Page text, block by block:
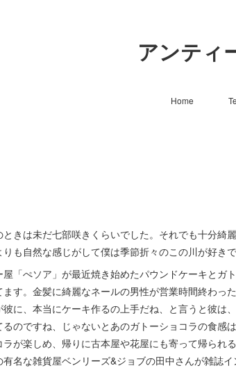
アンティ
Home
きは未だ七部咲きくらいでした。それでも十分綺
も自然な感じがして僕は季節折々のこの川が好きで
「ぺソア」が最近焼き始めたパウンドケーキとガ
す。金髪に綺麗なネールの男性が営業時間終わっ
に、本当にケーキ作るの上手だね、と言うと彼は
のですね、じゃないとあのガトーショコラの食感
が楽しめ、帰りに古本屋や花屋にも寄って帰られ
名な雑貨屋ベンリーズ&ジョブの田中さんが雑誌